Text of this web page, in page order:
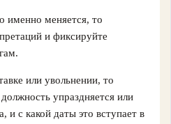
именно меняется, то
и фиксируйте
или увольнении, то
упраздняется или
и с какой даты это вступает в